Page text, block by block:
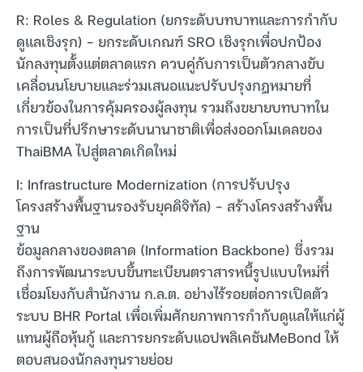
R: Roles & Regulation (ยกระดับบทบาทและการกำกับ
ดูแลเชิงรุก) – ยกระดับเกณฑ์ SRO เชิงรุกเพื่อปกป้อง
นักลงทุนตั้งแต่ตลาดแรก ควบคู่กับการเป็นตัวกลางขับ
เคลื่อนนโยบายและร่วมเสนอแนะปรับปรุงกฎหมายที่
เกี่ยวข้องในการคุ้มครองผู้ลงทุน รวมถึงขยายบทบาทใน
การเป็นที่ปรึกษาระดับนานาชาติเพื่อส่งออกโมเดลของ
ThaiBMA ไปสู่ตลาดเกิดใหม่
I: Infrastructure Modernization (การปรับปรุง
โครงสร้างพื้นฐานรองรับยุคดิจิทัล) – สร้างโครงสร้างพื้น
ฐาน
ข้อมูลกลางของตลาด (Information Backbone) ซึ่งรวม
ถึงการพัฒนาระบบขึ้นทะเบียนตราสารหนี้รูปแบบใหม่ที่
เชื่อมโยงกับสำนักงาน ก.ล.ต. อย่างไร้รอยต่อการเปิดตัว
ระบบ BHR Portal เพื่อเพิ่มศักยภาพการกำกับดูแลให้แก่ผู้
แทนผู้ถือหุ้นกู้ และการยกระดับแอปพลิเคชันMeBond ให้
ตอบสนองนักลงทุนรายย่อย